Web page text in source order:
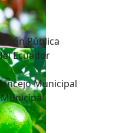
Pública
Ecuador
Municipal